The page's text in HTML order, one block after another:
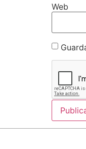
Web